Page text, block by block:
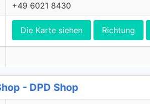
+49 6021 8430
Die Karte siehen Richtung
- DPD Shop